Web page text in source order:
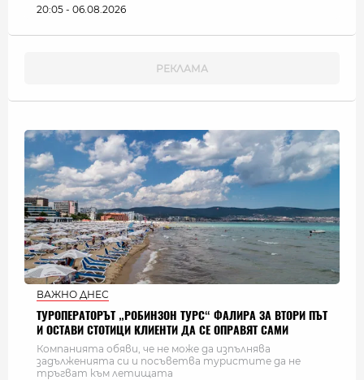
20:05 - 06.08.2026
ВАЖНО ДНЕС
ТУРОПЕРАТОРЪТ „РОБИНЗОН ТУРС“ ФАЛИРА ЗА ВТОРИ ПЪТ
И ОСТАВИ СТОТИЦИ КЛИЕНТИ ДА СЕ ОПРАВЯТ САМИ
Компанията обяви, че не може да изпълнява
задълженията си и посъветва туристите да не
тръгват към летищата